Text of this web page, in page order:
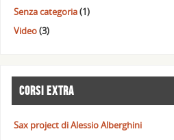
Senza categoria(1)
Video(3)
CORSI EXTRA
Sax project di Alessio Alberghini